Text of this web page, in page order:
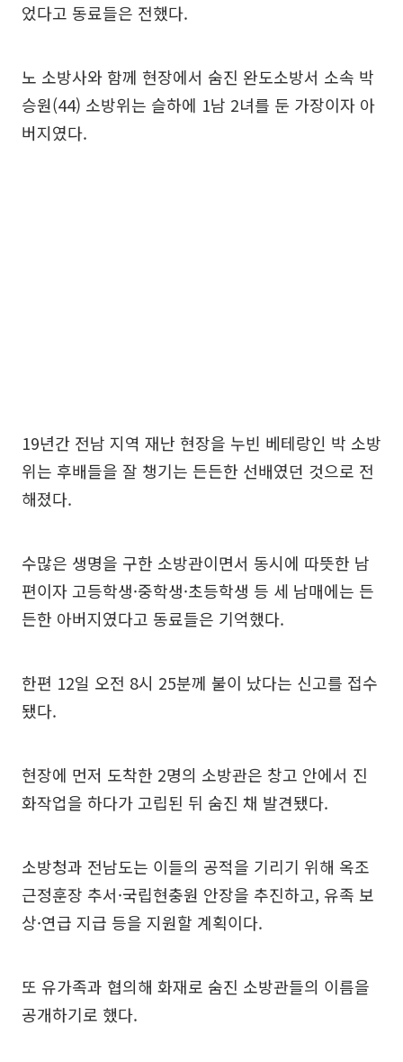
었다고 동료들은 전했다.
노 소방사와 함께 현장에서 숨진 완도소방서 소속 박
승원(44) 소방위는 슬하에 1남 2녀를 둔 가장이자 아
버지였다.
19년간 전남 지역 재난 현장을 누빈 베테랑인 박 소방
위는 후배들을 잘 챙기는 든든한 선배였던 것으로 전
해졌다.
수많은 생명을 구한 소방관이면서 동시에 따뜻한 남
편이자 고등학생·중학생·초등학생 등 세 남매에는 든
든한 아버지였다고 동료들은 기억했다.
한편 12일 오전 8시 25분께 불이 났다는 신고를 접수
됐다.
현장에 먼저 도착한 2명의 소방관은 창고 안에서 진
화작업을 하다가 고립된 뒤 숨진 채 발견됐다.
소방청과 전남도는 이들의 공적을 기리기 위해 옥조
근정훈장 추서·국립현충원 안장을 추진하고, 유족 보
상·연급 지급 등을 지원할 계획이다.
또 유가족과 협의해 화재로 숨진 소방관들의 이름을
공개하기로 했다.